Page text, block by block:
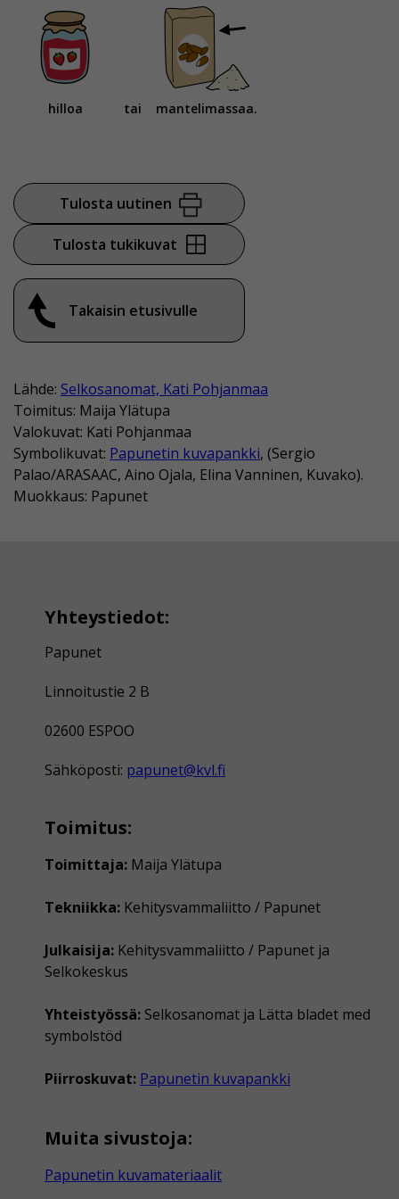
hilloa tai mantelimassaa.
Tulosta uutinen
Tulosta tukikuvat
Takaisin etusivulle
Lähde: Selkosanomat, Kati Pohjanmaa
Toimitus: Maija Ylätupa
Valokuvat: Kati Pohjanmaa
Symbolikuvat: Papunetin kuvapankki, (Sergio
Palao/ARASAAC, Aino Ojala, Elina Vanninen, Kuvako).
Muokkaus: Papunet
Yhteystiedot:
Papunet
Linnoitustie 2 B
02600 ESPOO
Sähköposti: papunet@kvl.fi
Toimitus:
Toimittaja: Maija Ylätupa
Tekniikka: Kehitysvammaliitto / Papunet
Julkaisija: Kehitysvammaliitto / Papunet ja
Selkokeskus
Yhteistyössä: Selkosanomat ja Lätta bladet med
symbolstöd
Piirroskuvat: Papunetin kuvapankki
Muita sivustoja:
Papunetin kuvamateriaalit